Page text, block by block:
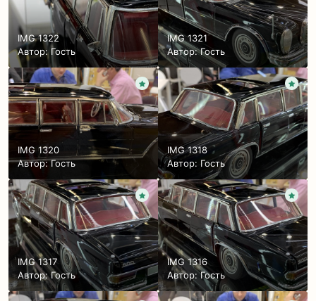
IMG 1322
Автор: Гость
IMG 1321
Автор: Гость
IMG 1320
Автор: Гость
IMG 1318
Автор: Гость
IMG 1317
Автор: Гость
IMG 1316
Автор: Гость